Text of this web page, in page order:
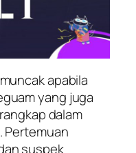
apabila
yang juga
dalam
Pertemuan
suspek